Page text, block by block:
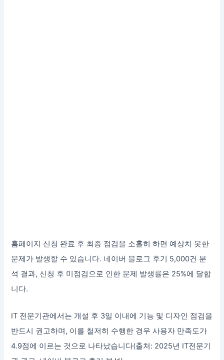
홈페이지 신청 완료 후 최종 점검을 소홀히 하면 예상치 못한
문제가 발생할 수 있습니다. 네이버 블로그 후기 5,000건 분
석 결과, 신청 후 미점검으로 인한 문제 발생률은 25%에 달합
니다.
IT 전문기관에서는 개설 후 3일 이내에 기능 및 디자인 점검을
반드시 권고하며, 이를 철저히 수행한 경우 사용자 만족도가
4.9점에 이르는 것으로 나타났습니다(출처: 2025년 IT전문기